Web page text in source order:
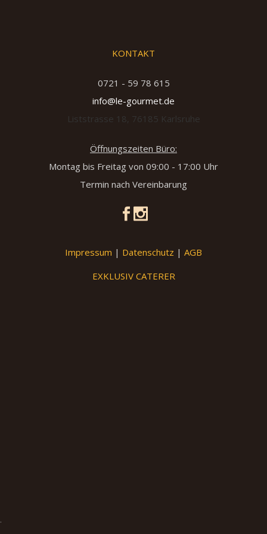
KONTAKT
0721 - 59 78 615
info@le-gourmet.de
Liststrasse 18, 76185 Karlsruhe
Öffnungszeiten Büro:
Montag bis Freitag von 09:00 - 17:00 Uhr
Termin nach Vereinbarung
Impressum | Datenschutz | AGB
EXKLUSIV CATERER
.